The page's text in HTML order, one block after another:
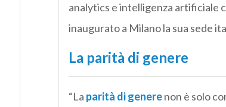
analytics e intelligenza artificiale
inaugurato a Milano la sua sede
La parità di genere
“La parità di generenon è solo